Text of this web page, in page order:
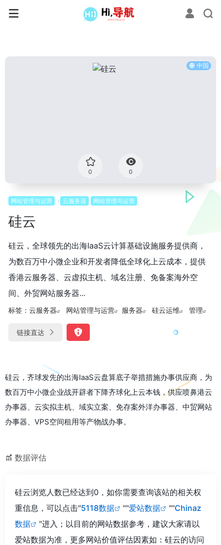
中国
0 0
网站管理与运营 云服务器 网站管理与运营
硅云
硅云，全球领先的出海IaaS云计算基础设施服务提供商，
为数百万中小微企业和开发者降低全球化上云成本，提供
香港云服务器、云虚拟主机、域名注册、免备案海外空
间、外贸网站服务器...
标签： 云服务器 网站管理与运营 服务器 硅云运维 管理
链接直达
硅云，齐球发先的出海IaaS云盘算底子举措措施办事供应商，为
数百万中小微企业战开辟者下降齐球化上云本钱，供应喷鼻港云
办事器、云实拟主机、域实立案、免存案外洋办事器、中贸网站
办事器、VPS空间租用等产物战办事。
数据评估
硅云浏览人数已经达到0，如你需要查询该站的相关权
重信息，可以点击"5118数据 ""爱站数据 ""Chinaz
数据
"进入；以目前的网站数据参考，建议大家请以
爱站数据为准，更多网站价值评估因素如：硅云的访问